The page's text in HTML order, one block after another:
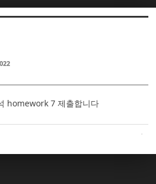
homework 7 제출합니다
케치북5
케치북5
케치북5
케치북5